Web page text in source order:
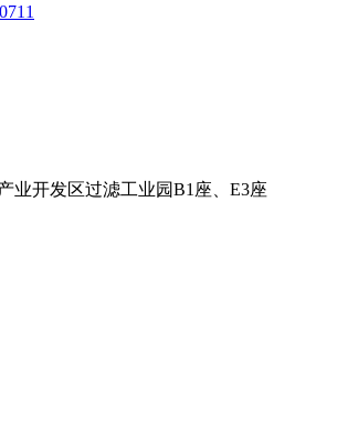
业开发区过滤工业园B1座、E3座